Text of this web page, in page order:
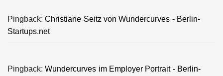
Pingback:Christiane Seitz von Wundercurves - Berlin-
Startups.net
Pingback:Wundercurves im Employer Portrait - Berlin-